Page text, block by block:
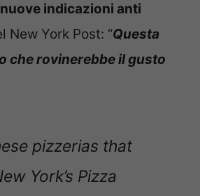
indicazioni anti
York Post: “Questa
che rovinerebbe il gusto
pizzerias that
York’s Pizza